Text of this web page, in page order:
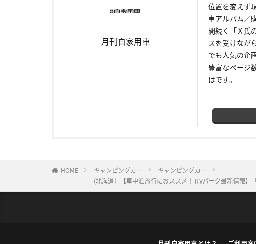
月刊自家用車
位置を変えず
車アルバム／
間続く「Ｘ氏
スを受けなが
でも人気の企
豊富なページ
はです。
HOME キャンピングカー
キャンピングカー
(北海道）【車中泊旅行におススメ！ RVパーク最新情報